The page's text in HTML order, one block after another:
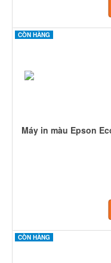
CÒN HÀNG
Máy in màu Epson
CÒN HÀNG